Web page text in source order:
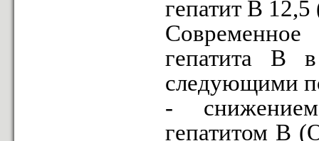
гепатит В 12,5
гепатита В в
следующими
- снижением
гепатитом В